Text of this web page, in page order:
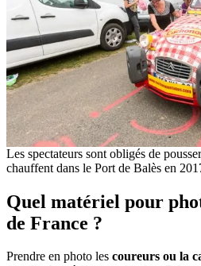
Les spectateurs sont obligés de
chauffent dans le Port de Balès en
Quel matériel pour
de France ?
Prendre en photo les coureurs ou la